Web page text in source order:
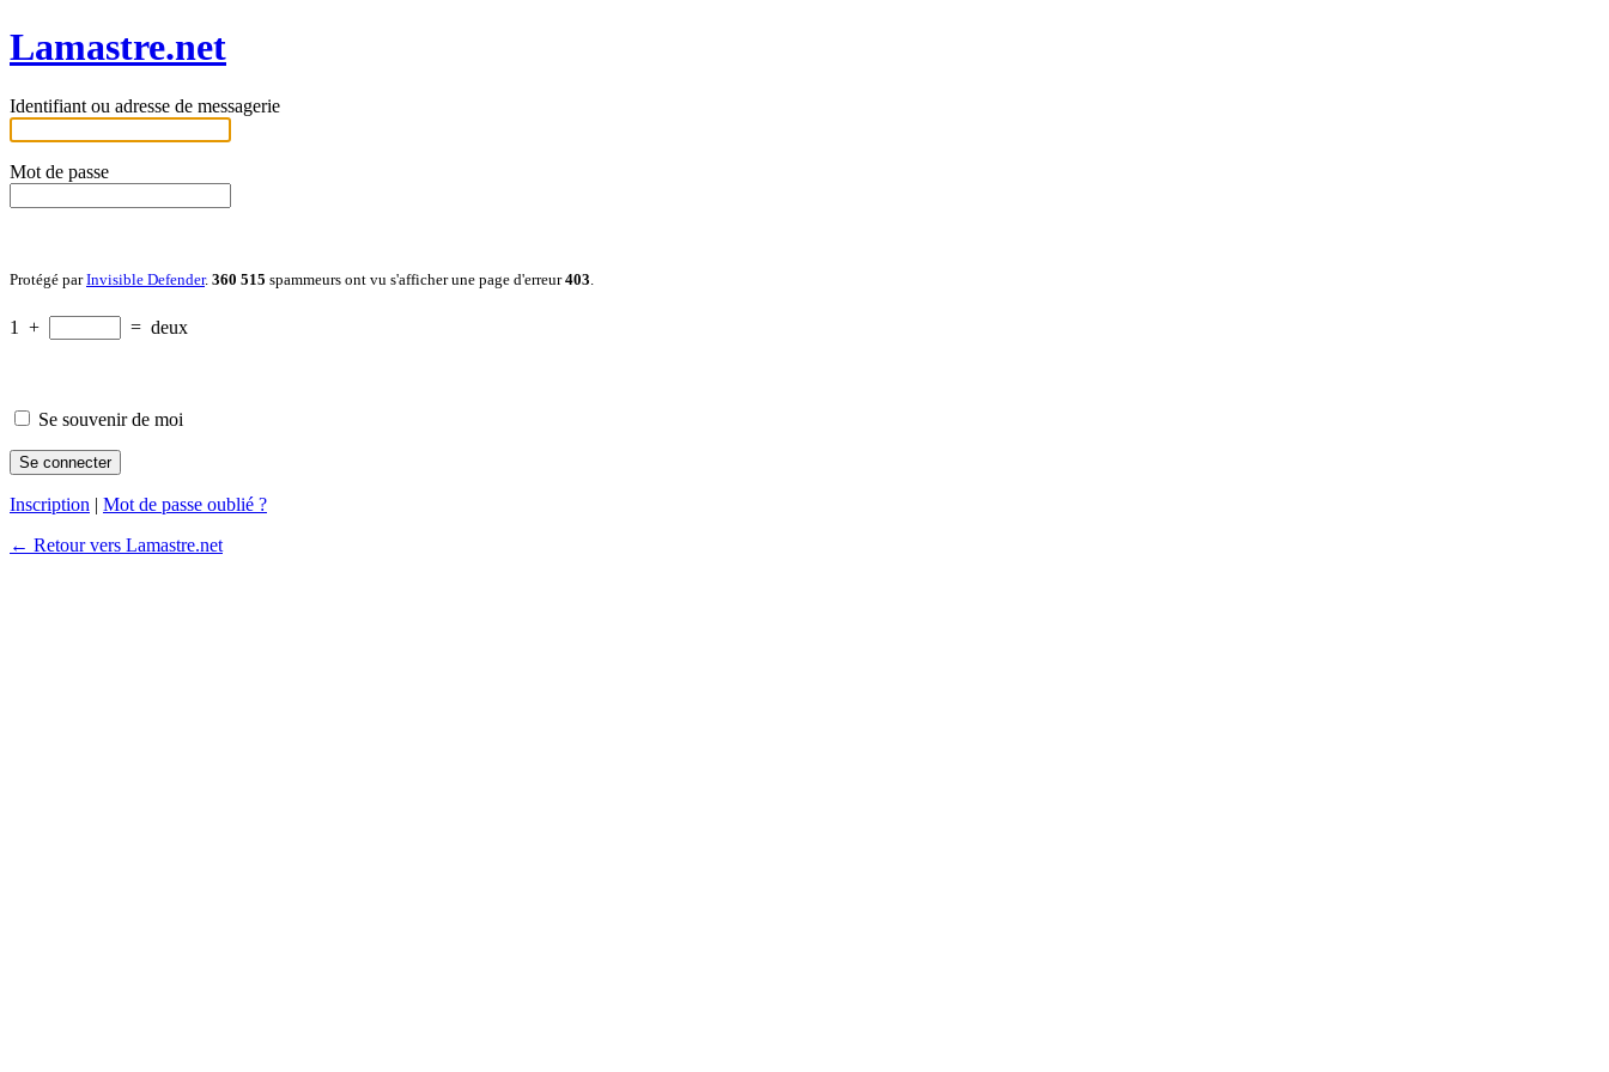
Lamastre.net
Identifiant ou adresse de messagerie
Mot de passe
Protégé parInvisible Defender. 360 515 spammeurs ont vu s'afficher une page d'erreur403
1 + = deux
Se souvenir de moi
Inscription | Mot de passe oublié ?
← Retour vers Lamastre.net